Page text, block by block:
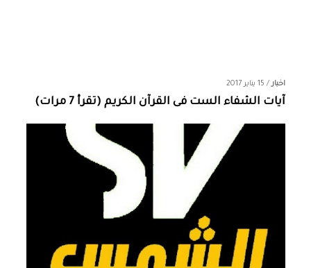
اخبار/ 15 يناير 2017
آيات الشفاء الست فى القرآن الكريم (تقرأ 7 مرات)